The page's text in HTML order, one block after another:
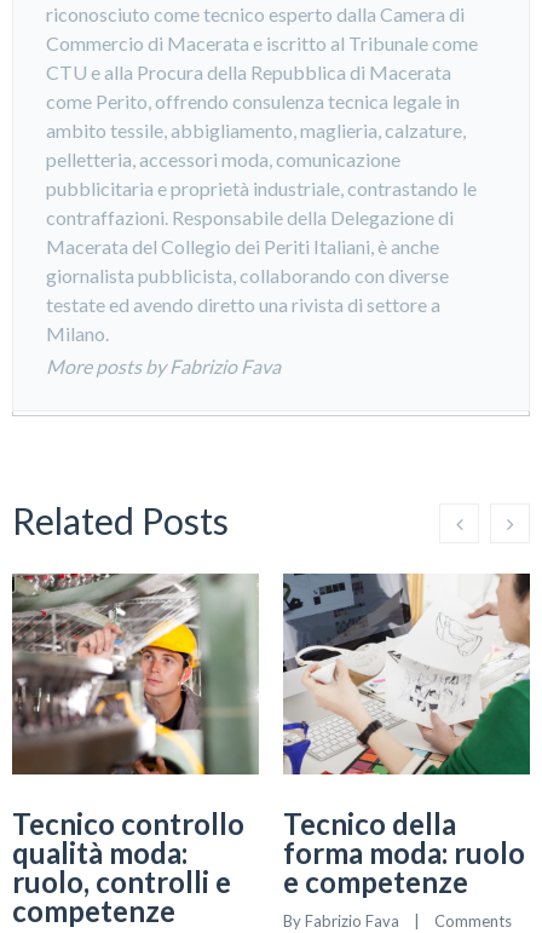
riconosciuto come tecnico esperto dalla Camera di
Commercio di Macerata e iscritto al Tribunale come
CTU e alla Procura della Repubblica di Macerata
come Perito, offrendo consulenza tecnica legale in
ambito tessile, abbigliamento, maglieria, calzature,
pelletteria, accessori moda, comunicazione
pubblicitaria e proprietà industriale, contrastando le
contraffazioni. Responsabile della Delegazione di
Macerata del Collegio dei Periti Italiani, è anche
giornalista pubblicista, collaborando con diverse
testate ed avendo diretto una rivista di settore a
Milano.
More posts by Fabrizio Fava
Related Posts
Tecnico controllo
qualità moda:
ruolo, controlli e
competenze
Tecnico della
forma moda: ruolo
e competenze
By Fabrizio Fava
Comments